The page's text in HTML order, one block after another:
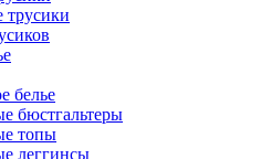
трусики
белье
бюстгальтеры
топы
леггинсы